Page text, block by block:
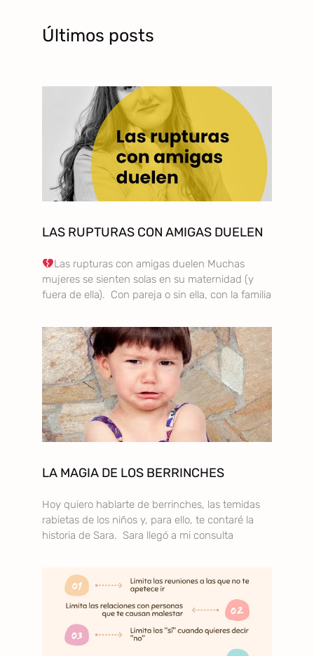
Últimos posts
LAS RUPTURAS CON AMIGAS DUELEN
Las rupturas con amigas duelen Muchas
mujeres se sienten solas en su maternidad (y
fuera de ella). Con pareja o sin ella, con la familia
LA MAGIA DE LOS BERRINCHES
Hoy quiero hablarte de berrinches, las temidas
rabietas de los niños y, para ello, te contaré la
historia de Sara. Sara llegó a mi consulta